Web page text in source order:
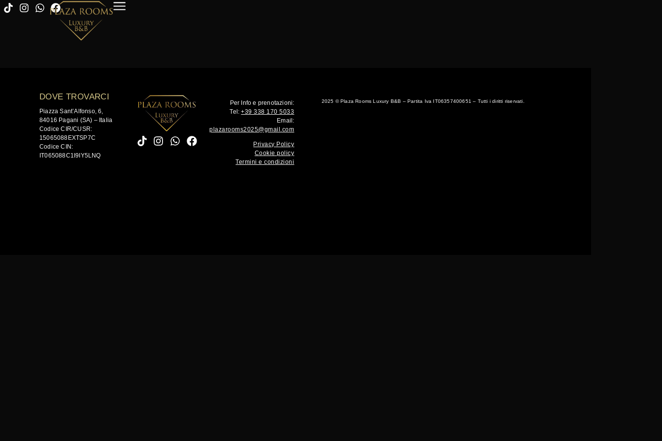
DOVE TROVARCI
Piazza Sant’Alfonso, 6,
84016 Pagani (SA) – Italia
Codice CIR/CUSR:
15065088EXTSP7C
Codice CIN:
IT065088C1I9IY5LNQ
Per Info e prenotazioni:
Tel:+39 338 170 5033
Email:
plazarooms2025@gmail.com
Privacy Policy
Cookie policy
Termini e condizioni
2025 © Plaza Rooms Luxury B&B – Partita Iva IT06357400651 – Tutti i diritti riservati.